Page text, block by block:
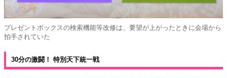
プレゼントボックスの検索機能等改修は、要望が上がったときに会場から
拍手されていた
30分の激闘！ 特別天下統一戦